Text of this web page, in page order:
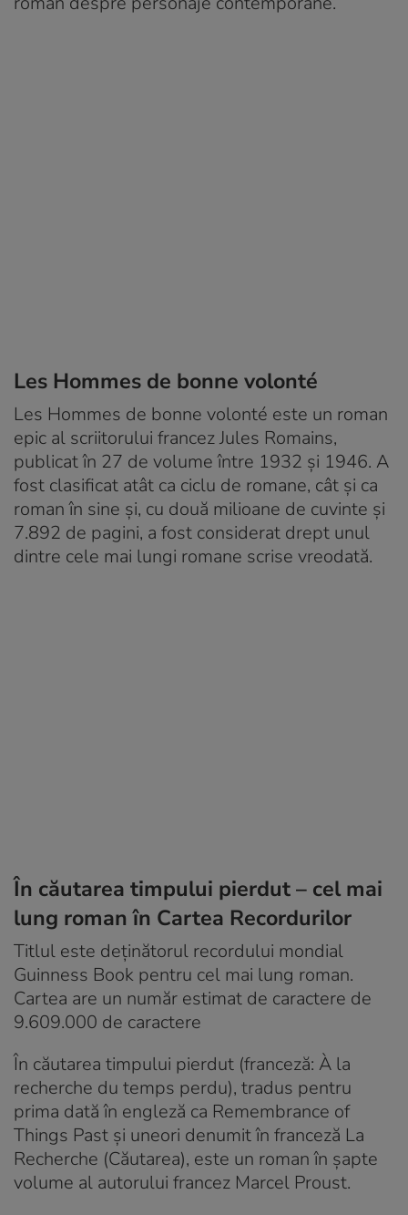
Les Hommes de bonne volonté
Les Hommes de bonne volonté este un roman
epic al scriitorului francez Jules Romains,
publicat în 27 de volume între 1932 și 1946. A
fost clasificat atât ca ciclu de romane, cât și ca
roman în sine și, cu două milioane de cuvinte și
7.892 de pagini, a fost considerat drept unul
dintre cele mai lungi romane scrise vreodată.
În căutarea timpului pierdut – cel mai
lung roman în Cartea Recordurilor
Titlul este deținătorul recordului mondial
Guinness Book pentru cel mai lung roman.
Cartea are un număr estimat de caractere de
9.609.000 de caractere
În căutarea timpului pierdut (franceză: À la
recherche du temps perdu), tradus pentru
prima dată în engleză ca Remembrance of
Things Past și uneori denumit în franceză La
Recherche (Căutarea), este un roman în șapte
volume al autorului francez Marcel Proust.